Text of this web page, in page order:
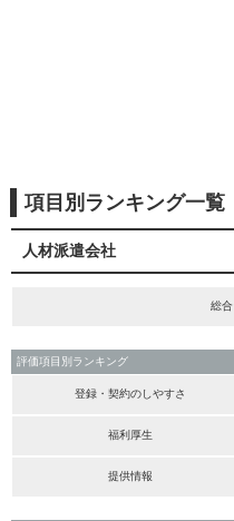
項目別ランキング一覧
人材派遣会社
総
評価項目別ランキング
登録・契約のしやすさ
福利厚生
提供情報